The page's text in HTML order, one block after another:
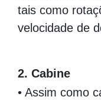
tais como
velocidade de
2. Cabine
• Assim como